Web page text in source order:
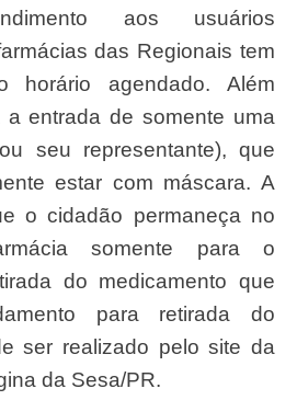
aos usuários
das Regionais tem
horário agendado. Além
a entrada de somente uma
seu representante), que
estar com máscara. A
o cidadão permaneça no
somente para o
do medicamento que
para retirada do
ser realizado pelo site da
da Sesa/PR.